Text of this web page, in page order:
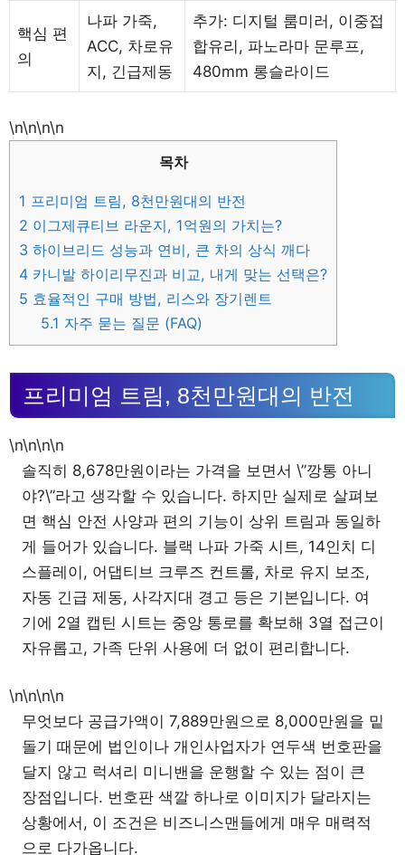
핵심 편
의
나파 가죽,
ACC, 차로유
지, 긴급제동
추가: 디지털 룸미러, 이중접
합유리, 파노라마 문루프,
480mm 롱슬라이드
\n\n\n\n
목차
1 프리미엄 트림, 8천만원대의 반전
2 이그제큐티브 라운지, 1억원의 가치는?
3 하이브리드 성능과 연비, 큰 차의 상식 깨다
4 카니발 하이리무진과 비교, 내게 맞는 선택은?
5 효율적인 구매 방법, 리스와 장기렌트
5.1 자주 묻는 질문 (FAQ)
프리미엄 트림, 8천만원대의 반전
\n\n\n\n
솔직히 8,678만원이라는 가격을 보면서 \”깡통 아니
야?\”라고 생각할 수 있습니다. 하지만 실제로 살펴보
면 핵심 안전 사양과 편의 기능이 상위 트림과 동일하
게 들어가 있습니다. 블랙 나파 가죽 시트, 14인치 디
스플레이, 어댑티브 크루즈 컨트롤, 차로 유지 보조,
자동 긴급 제동, 사각지대 경고 등은 기본입니다. 여
기에 2열 캡틴 시트는 중앙 통로를 확보해 3열 접근이
자유롭고, 가족 단위 사용에 더 없이 편리합니다.
\n\n\n\n
무엇보다 공급가액이 7,889만원으로 8,000만원을 밑
돌기 때문에 법인이나 개인사업자가 연두색 번호판을
달지 않고 럭셔리 미니밴을 운행할 수 있는 점이 큰
장점입니다. 번호판 색깔 하나로 이미지가 달라지는
상황에서, 이 조건은 비즈니스맨들에게 매우 매력적
으로 다가옵니다.